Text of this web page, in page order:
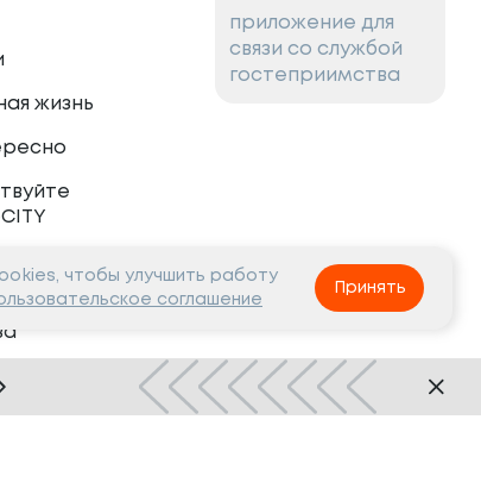
жизнь
приложение для
связи со службой
гостеприимства
чтобы улучшить работу
соглашение
Принять